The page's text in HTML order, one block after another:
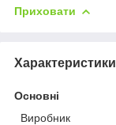
Приховати
Характеристики
Основні
Виробник